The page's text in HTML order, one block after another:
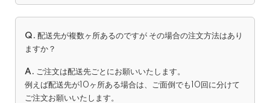
Q. 配送先が複数ヶ所あるのですが その場合の注文方法はあり
ますか？
A. ご注文は配送先ごとにお願いいたします。
例えば配送先が10ヶ所ある場合は、ご面倒でも10回に分けて
ご注文お願いいたします。